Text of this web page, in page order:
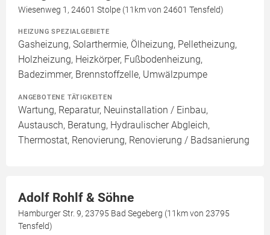
Wiesenweg 1, 24601 Stolpe (11km von 24601 Tensfeld)
HEIZUNG SPEZIALGEBIETE
Gasheizung, Solarthermie, Ölheizung, Pelletheizung,
Holzheizung, Heizkörper, Fußbodenheizung,
Badezimmer, Brennstoffzelle, Umwälzpumpe
ANGEBOTENE TÄTIGKEITEN
Wartung, Reparatur, Neuinstallation / Einbau,
Austausch, Beratung, Hydraulischer Abgleich,
Thermostat, Renovierung, Renovierung / Badsanierung
Adolf Rohlf & Söhne
Hamburger Str. 9, 23795 Bad Segeberg (11km von 23795
Tensfeld)